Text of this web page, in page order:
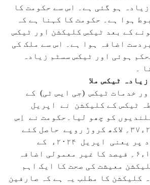
سے زیادہ ہو گئی ہے۔ اس سے حکومت کا
ہوا ہے۔ حکومت کا کہنا ہے کہ
کے بعد ٹیکس کلیکشن اور ٹیکس
اضافہ ہوا ہے۔ اس سے ملک کی
ہوئی اور ٹیکس سسٹم زیادہ
۔
ٹیکس ملا
خدمات ٹیکس (جی ایس ٹی) کے
ٹیکس کے کلیکشن نے اپریل
بلندیوں کو چھو لیا۔حکومت نے اِس
ماہ جی ایس ٹی سے۲ء۳۷؍ لاکھ کروڑ روپے حاصل کئے
تھے۔ سالانہ بنیاد پر یعنی اپریل ۲۰۲۴ء کے
مقابلے میں یہ ۱۲ء۶؍ فیصد کا غیر معمولی اضافہ
معیشت کی صحت کا ایک اہم
کلیکشن کا مطلب یہ ہے کہ صارفین